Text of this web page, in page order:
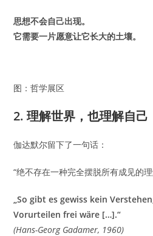
思想不会自己出现。
它需要一片愿意让它长大的土壤。
图：哲学展区
2. 理解世界，也理解自己
伽达默尔留下了一句话：
“绝不存在一种完全摆脱所有成见的
„So gibt es gewiss kein
Vorurteilen frei wäre […].“
(Hans-Georg Gadamer, 1960)